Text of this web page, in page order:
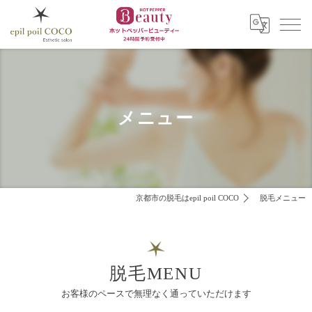
メニュー
京都市の脱毛はepil poil COCO 脱毛メニュー
お客様のペースで無理なく通っていただけます
脱毛MENU